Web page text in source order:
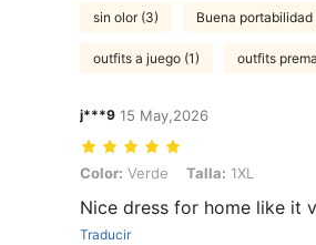
sin olor (3) Buena portabilidad
outfits a juego (1) outfits
j***9 15 May,2026
Color: Verde, Talla: 1XL
Color: Verde Talla: 1XL
Nice dress for home like it
Traducir